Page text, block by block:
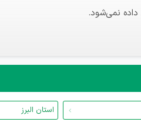
نمی‌شود.
استان البرز